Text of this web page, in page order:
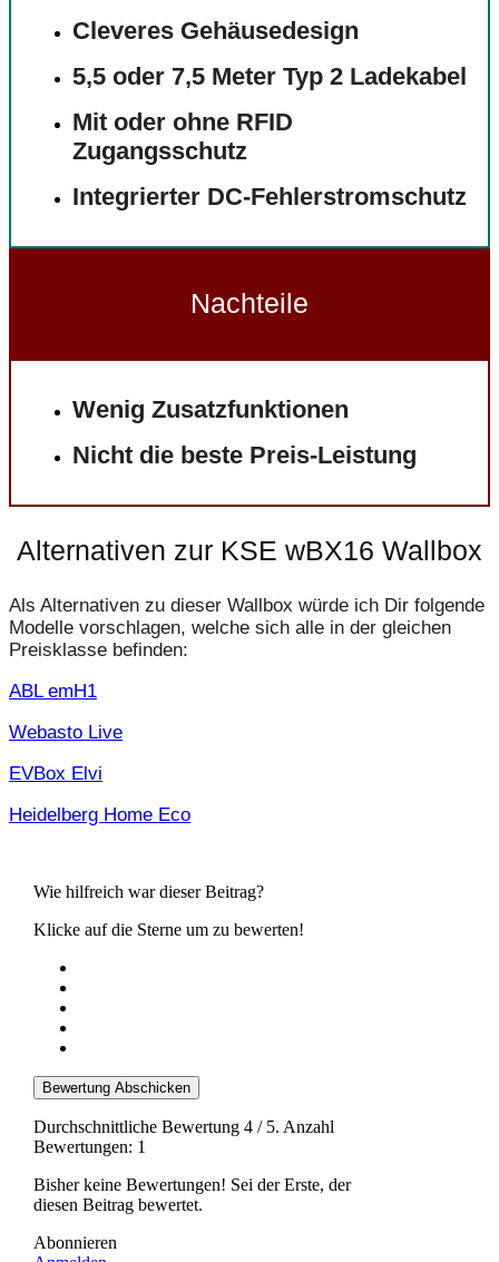
Cleveres Gehäusedesign
5,5 oder 7,5 Meter Typ 2 Ladekabel
Mit oder ohne RFID
Zugangsschutz
Integrierter DC-Fehlerstromschutz
Nachteile
Wenig Zusatzfunktionen
Nicht die beste Preis-Leistung
Alternativen zur KSE wBX16 Wallbox
Als Alternativen zu dieser Wallbox würde ich Dir folgende
Modelle vorschlagen, welche sich alle in der gleichen
Preisklasse befinden:
ABL emH1
Webasto Live
EVBox Elvi
Heidelberg Home Eco
Wie hilfreich war dieser Beitrag?
Klicke auf die Sterne um zu bewerten!
Bewertung Abschicken
Durchschnittliche Bewertung 4/ 5. Anzahl
Bewertungen: 1
Bisher keine Bewertungen! Sei der Erste, der
diesen Beitrag bewertet.
Abonnieren